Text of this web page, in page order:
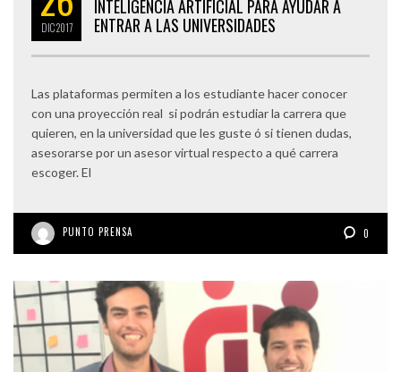
DIC2017
INTELIGENCIA ARTIFICIAL PARA AYUDAR A
ENTRAR A LAS UNIVERSIDADES
Las plataformas permiten a los estudiante hacer conocer
con una proyección real si podrán estudiar la carrera que
quieren, en la universidad que les guste ó si tienen dudas,
asesorarse por un asesor virtual respecto a qué carrera
escoger. El
PUNTO PRENSA 0